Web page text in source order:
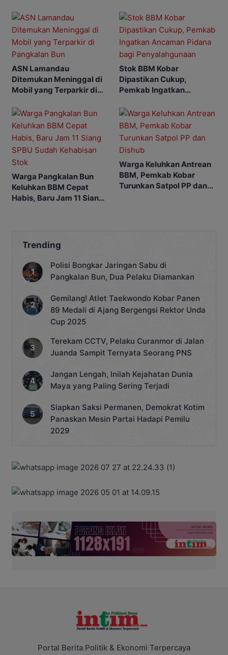
ASN Lamandau
Ditemukan Meninggal di
Mobil yang Terparkir di
Stok BBM Kobar
Dipastikan Cukup,
Pemkab Ingatkan
Penyalahgunaan
Warga Pangkalan Bun
Keluhkan BBM Cepat
Habis, Baru Jam 11 Siang
Warga Keluhkan Antrean
BBM, Pemkab Kobar
Turunkan Satpol PP dan
Trending
Polisi Bongkar Jaringan Sabu di
Pangkalan Bun, Dua Pelaku Diamankan
Gemilang! Atlet Taekwondo Kobar Panen
89 Medali di Ajang Bergengsi Rektor Unda
Cup 2025
Terekam CCTV, Pelaku Curanmor di Jalan
Juanda Sampit Ternyata Seorang PNS
Jangan Lengah, Inilah Kejahatan Dunia
Maya yang Paling Sering Terjadi
Siapkan Saksi Permanen, Demokrat Kotim
Panaskan Mesin Partai Hadapi Pemilu
2029
Portal Berita Politik & Ekonomi Terpercaya